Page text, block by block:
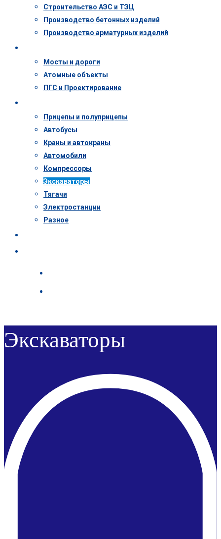
Строительство АЭС и ТЭЦ
Производство бетонных изделий
Производство арматурных изделий
Мосты и дороги
Атомные объекты
ПГС и Проектирование
Прицепы и полуприцепы
Автобусы
Краны и автокраны
Автомобили
Компрессоры
Экскаваторы
Тягачи
Электростанции
Разное
Экскаваторы